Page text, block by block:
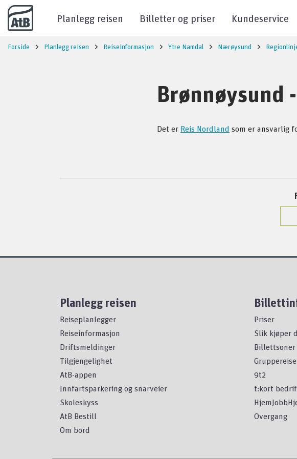
Til innhold
Planlegg reisen Billetter og priser Kundeservice
Forside Planlegg reisen Reiseinformasjon Ytre Namdal Nærøysund
Brønnøysund
Det er Reis Nordland som er ansvarlig
Planlegg reisen
Reiseplanlegger
Reiseinformasjon
Driftsmeldinger
Tilgjengelighet
AtB-appen
Innfartsparkering og snarveier
Skoleskyss
AtB Bestill
Om bord
Priser
Slik kjøper
Billettsoner
Gruppereise
9t2
t:kort
Overgang